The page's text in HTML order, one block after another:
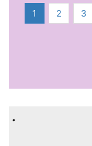
1 2 3
.